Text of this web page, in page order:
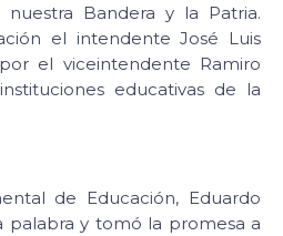
Bandera y la Patria.
el intendente José Luis
el viceintendente Ramiro
educativas de la
de Educación, Eduardo
palabra y tomó la promesa a